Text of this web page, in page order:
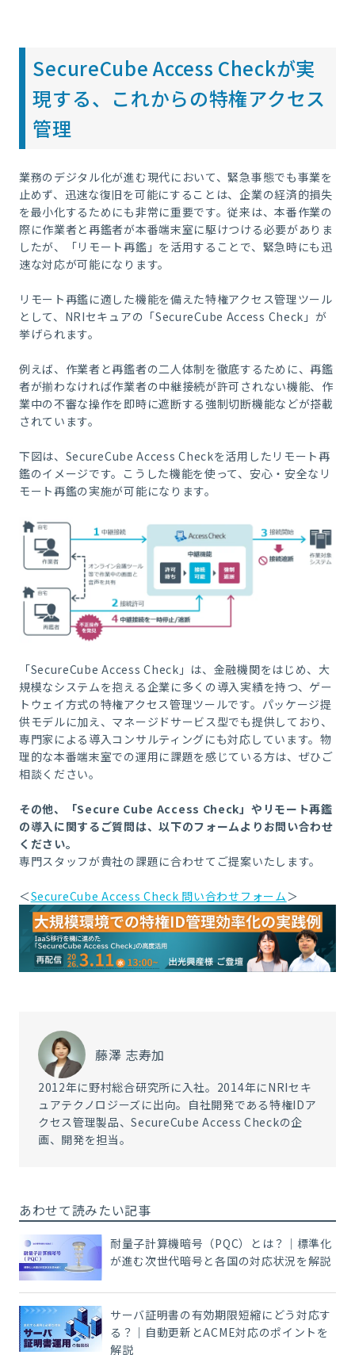
SecureCube Access Checkが実
現する、これからの特権アクセス
管理
業務のデジタル化が進む現代において、緊急事態でも事業を
止めず、迅速な復旧を可能にすることは、企業の経済的損失
を最小化するためにも非常に重要です。従来は、本番作業の
際に作業者と再鑑者が本番端末室に駆けつける必要がありま
したが、「リモート再鑑」を活用することで、緊急時にも迅
速な対応が可能になります。
リモート再鑑に適した機能を備えた特権アクセス管理ツール
として、NRIセキュアの「SecureCube Access Check」が
挙げられます。
例えば、作業者と再鑑者の二人体制を徹底するために、再鑑
者が揃わなければ作業者の中継接続が許可されない機能、作
業中の不審な操作を即時に遮断する強制切断機能などが搭載
されています。
下図は、SecureCube Access Checkを活用したリモート再
鑑のイメージです。こうした機能を使って、安心・安全なリ
モート再鑑の実施が可能になります。
「SecureCube Access Check」は、金融機関をはじめ、大
規模なシステムを抱える企業に多くの導入実績を持つ、ゲー
トウェイ方式の特権アクセス管理ツールです。パッケージ提
供モデルに加え、マネージドサービス型でも提供しており、
専門家による導入コンサルティングにも対応しています。物
理的な本番端末室での運用に課題を感じている方は、ぜひご
相談ください。
その他、「Secure Cube Access Check」やリモート再鑑
の導入に関するご質問は、以下のフォームよりお問い合わせ
ください。
専門スタッフが貴社の課題に合わせてご提案いたします。
＜SecureCube Access Check 問い合わせフォーム＞
藤澤 志寿加
2012年に野村総合研究所に入社。2014年にNRIセキ
ュアテクノロジーズに出向。自社開発である特権IDア
クセス管理製品、SecureCube Access Checkの企
画、開発を担当。
あわせて読みたい記事
耐量子計算機暗号（PQC）とは？｜標準化
が進む次世代暗号と各国の対応状況を解説
サーバ証明書の有効期限短縮にどう対応す
る？｜自動更新とACME対応のポイントを
解説